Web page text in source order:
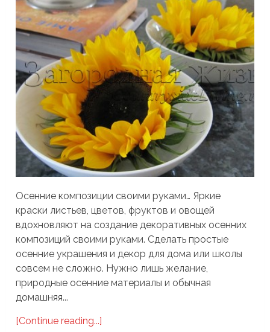
Осенние композиции своими руками… Яркие
краски листьев, цветов, фруктов и овощей
вдохновляют на создание декоративных осенних
композиций своими руками. Сделать простые
осенние украшения и декор для дома или школы
совсем не сложно. Нужно лишь желание,
природные осенние материалы и обычная
домашняя...
[Continue reading...]